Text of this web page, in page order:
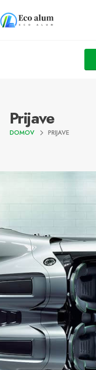
Prijave
DOMOV PRIJAVE